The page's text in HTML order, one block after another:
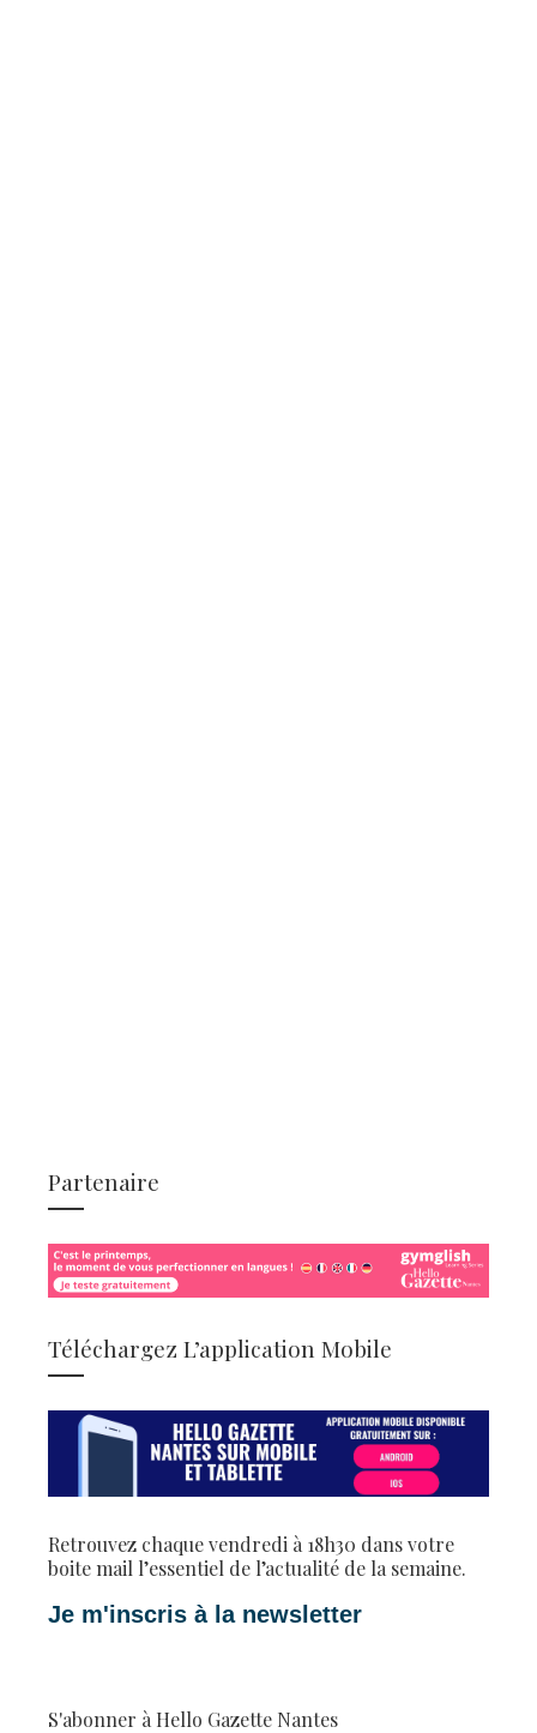
Partenaire
Téléchargez L’application Mobile
Retrouvez chaque vendredi à 18h30 dans votre
boite mail l’essentiel de l’actualité de la semaine.
Je m'inscris à la newsletter
S'abonner à Hello Gazette Nantes